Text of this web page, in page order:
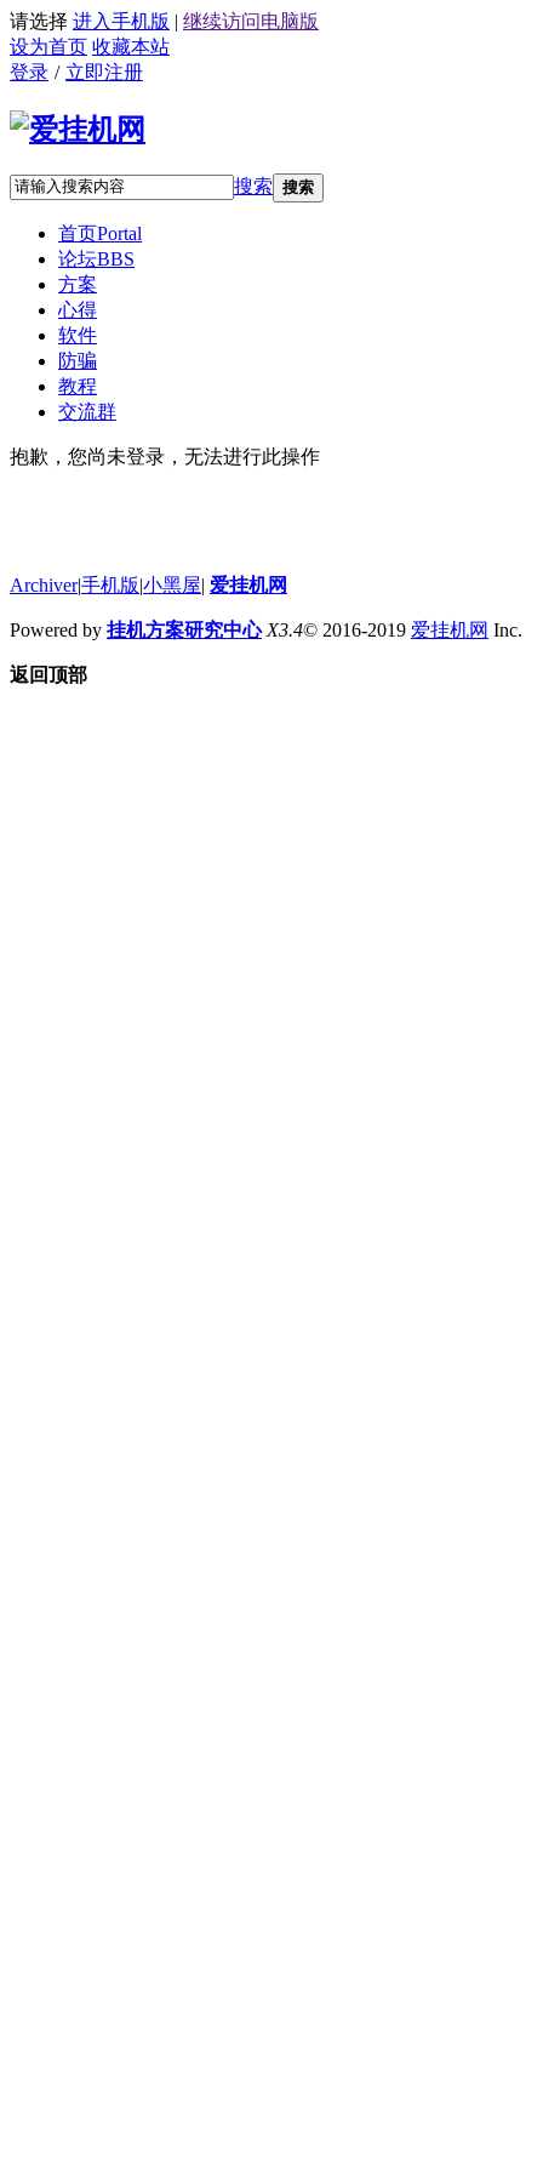
请选择 进入手机版 | 继续访问电脑版
设为首页 收藏本站
登录 / 立即注册
搜索 搜索
首页Portal
论坛BBS
方案
心得
软件
防骗
教程
交流群
抱歉，您尚未登录，无法进行此操作
Archiver|手机版|小黑屋| 爱挂机网
Powered by 挂机方案研究中心 X3.4© 2016-2019 爱挂机网 Inc.
返回顶部